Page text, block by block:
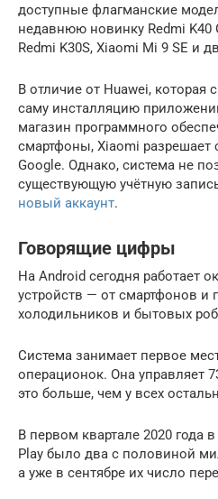
доступные флагманские
недавнюю новинку Redmi K40
Redmi K30S, Xiaomi Mi 9 SE и
В отличие от Huawei, которая
саму инсталляцию
магазин программного
смартфоны, Xiaomi разрешает
Google. Однако, система не
существующую учётную
новый аккаунт.
Говорящие цифры
На Android сегодня работает
устройств — от смартфонов
холодильников и бытовых
Система занимает первое
операционок. Она управляет
это больше, чем у всех
В первом квартале 2020 года
Play было два с половиной
а уже в сентябре их число